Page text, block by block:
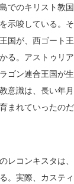
でのキリスト教
示唆している。
国が、西ゴート
る。アストゥリ
ゴン連合王国が
意識は、長い年
まれていったのだ
レコンキスタは
。実際、カステ